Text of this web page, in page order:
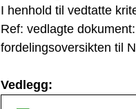
I henhold til vedtatte
Ref: vedlagte
fordelingsoversikten til
Vedlegg: